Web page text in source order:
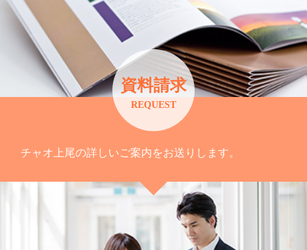
資料請求
REQUEST
チャオ上尾の詳しいご案内をお送りします。